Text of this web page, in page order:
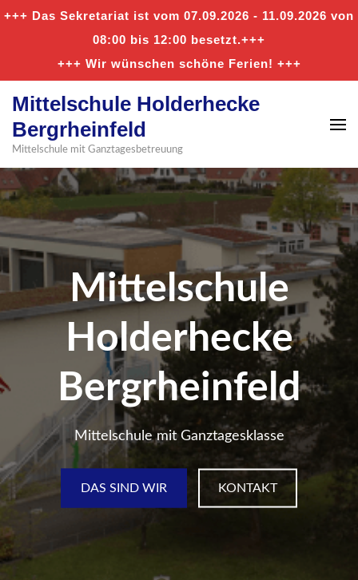
+++ Das Sekretariat ist vom 07.09.2026 - 11.09.2026 von
08:00 bis 12:00 besetzt.+++
+++ Wir wünschen schöne Ferien! +++
Mittelschule Holderhecke
Bergrheinfeld
Mittelschule mit Ganztagesbetreuung
Mittelschule
Holderhecke
Bergrheinfeld
Mittelschule mit Ganztagesklasse
DAS SIND WIR KONTAKT